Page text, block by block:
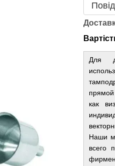
Для
как
Наши
всего